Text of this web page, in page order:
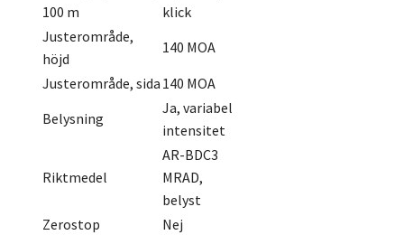
100 m
klick
Justerområde,
höjd
140 MOA
Justerområde, sida 140 MOA
Belysning
Ja, variabel
intensitet
Riktmedel
AR-BDC3
MRAD,
belyst
Zerostop
Nej